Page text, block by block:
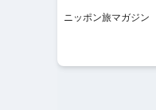
ニッポン旅マガジン